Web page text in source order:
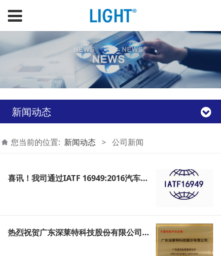
新闻动态
您当前的位置: 新闻动态 > 公司新闻
喜讯！我司通过IATF 16949:2016汽车行业质量管理体系认证
热烈祝贺广东深莱特科技股份有限公司被认定为专精特新中小企业！